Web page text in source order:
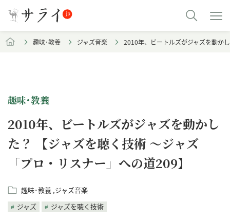
趣味･教養 ジャズ音楽 2010年、ビートルズがジャズを動か
趣味･教養
2010年、ビートルズがジャズを動かし
た？ 【ジャズを聴く技術 〜ジャズ
「プロ・リスナー」への道209】
趣味･教養 ジャズ音楽
ジャズ
ジャズを聴く技術